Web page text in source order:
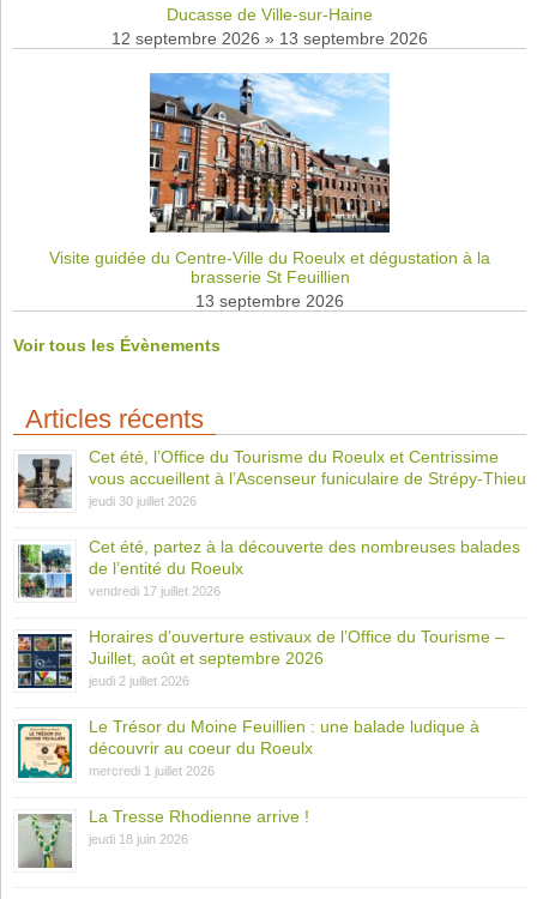
Ducasse de Ville-sur-Haine
12 septembre 2026 » 13 septembre 2026
Visite guidée du Centre-Ville du Roeulx et dégustation à la
brasserie St Feuillien
13 septembre 2026
Voir tous les Évènements
Articles récents
Cet été, l’Office du Tourisme du Roeulx et Centrissime
vous accueillent à l’Ascenseur funiculaire de Strépy-Thieu
jeudi 30 juillet 2026
Cet été, partez à la découverte des nombreuses balades
de l’entité du Roeulx
vendredi 17 juillet 2026
Horaires d’ouverture estivaux de l’Office du Tourisme –
Juillet, août et septembre 2026
jeudi 2 juillet 2026
Le Trésor du Moine Feuillien : une balade ludique à
découvrir au coeur du Roeulx
mercredi 1 juillet 2026
La Tresse Rhodienne arrive !
jeudi 18 juin 2026